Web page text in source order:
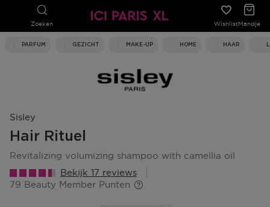
Zoeken WishlistMandje
PARFUM GEZICHT MAKE-UP HOME HAAR
Sisley
Hair Rituel
revitalizing volumizing shampoo with camellia oil
Bekijk 17 reviews
79 Beauty Member Punten